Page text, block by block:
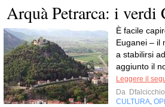
Arquà Petrarca: i verdi
È facile
Euganei – il
a stabilirsi
aggiunto il
Leggere il
Da Dfalcicchio
CULTURA